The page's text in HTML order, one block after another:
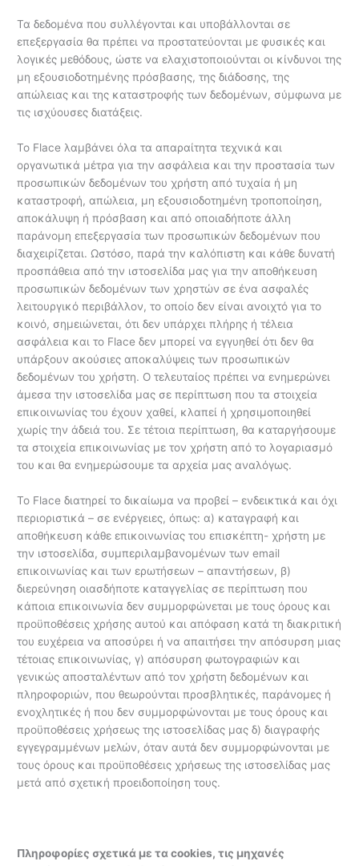
Τα δεδομένα που συλλέγονται και υποβάλλονται σε
επεξεργασία θα πρέπει να προστατεύονται με φυσικές και
λογικές μεθόδους, ώστε να ελαχιστοποιούνται οι κίνδυνοι της
μη εξουσιοδοτημένης πρόσβασης, της διάδοσης, της
απώλειας και της καταστροφής των δεδομένων, σύμφωνα με
τις ισχύουσες διατάξεις.
Το Flace λαμβάνει όλα τα απαραίτητα τεχνικά και
οργανωτικά μέτρα για την ασφάλεια και την προστασία των
προσωπικών δεδομένων του χρήστη από τυχαία ή μη
καταστροφή, απώλεια, μη εξουσιοδοτημένη τροποποίηση,
αποκάλυψη ή πρόσβαση και από οποιαδήποτε άλλη
παράνομη επεξεργασία των προσωπικών δεδομένων που
διαχειρίζεται. Ωστόσο, παρά την καλόπιστη και κάθε δυνατή
προσπάθεια από την ιστοσελίδα μας για την αποθήκευση
προσωπικών δεδομένων των χρηστών σε ένα ασφαλές
λειτουργικό περιβάλλον, το οποίο δεν είναι ανοιχτό για το
κοινό, σημειώνεται, ότι δεν υπάρχει πλήρης ή τέλεια
ασφάλεια και το Flace δεν μπορεί να εγγυηθεί ότι δεν θα
υπάρξουν ακούσιες αποκαλύψεις των προσωπικών
δεδομένων του χρήστη. Ο τελευταίος πρέπει να ενημερώνει
άμεσα την ιστοσελίδα μας σε περίπτωση που τα στοιχεία
επικοινωνίας του έχουν χαθεί, κλαπεί ή χρησιμοποιηθεί
χωρίς την άδειά του. Σε τέτοια περίπτωση, θα καταργήσουμε
τα στοιχεία επικοινωνίας με τον χρήστη από το λογαριασμό
του και θα ενημερώσουμε τα αρχεία μας αναλόγως.
Το Flace διατηρεί το δικαίωμα να προβεί – ενδεικτικά και όχι
περιοριστικά – σε ενέργειες, όπως: α) καταγραφή και
αποθήκευση κάθε επικοινωνίας του επισκέπτη- χρήστη με
την ιστοσελίδα, συμπεριλαμβανομένων των email
επικοινωνίας και των ερωτήσεων – απαντήσεων, β)
διερεύνηση οιασδήποτε καταγγελίας σε περίπτωση που
κάποια επικοινωνία δεν συμμορφώνεται με τους όρους και
προϋποθέσεις χρήσης αυτού και απόφαση κατά τη διακριτική
του ευχέρεια να αποσύρει ή να απαιτήσει την απόσυρση μιας
τέτοιας επικοινωνίας, γ) απόσυρση φωτογραφιών και
γενικώς αποσταλέντων από τον χρήστη δεδομένων και
πληροφοριών, που θεωρούνται προσβλητικές, παράνομες ή
ενοχλητικές ή που δεν συμμορφώνονται με τους όρους και
προϋποθέσεις χρήσεως της ιστοσελίδας μας δ) διαγραφής
εγγεγραμμένων μελών, όταν αυτά δεν συμμορφώνονται με
τους όρους και προϋποθέσεις χρήσεως της ιστοσελίδας μας
μετά από σχετική προειδοποίηση τους.
Πληροφορίες σχετικά με τα cookies, τις μηχανές